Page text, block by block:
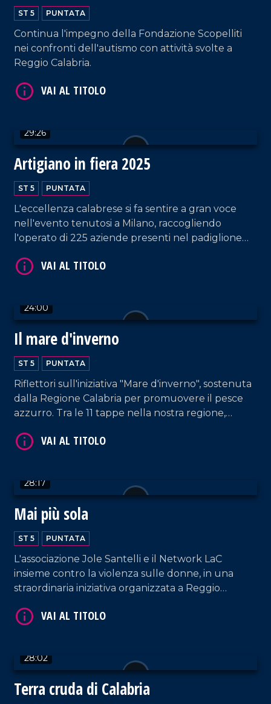
ST 5 PUNTATA
Continua l'impegno della Fondazione Scopelliti
nei confronti dell'autismo con attività svolte a
Reggio Calabria.
29:26
Artigiano in fiera 2025
ST 5 PUNTATA
L'eccellenza calabrese si fa sentire a gran voce
nell'evento tenutosi a Milano, raccogliendo
l'operato di 225 aziende presenti nel padiglione
24:00
Il mare d'inverno
ST 5 PUNTATA
Riflettori sull'iniziativa "Mare d'inverno", sostenuta
dalla Regione Calabria per promuovere il pesce
azzurro. Tra le 11 tappe nella nostra regione,
nel quartiere Lido di Catanzaro.
28:17
Mai più sola
ST 5 PUNTATA
L'associazione Jole Santelli e il Network LaC
insieme contro la violenza sulle donne, in una
straordinaria iniziativa organizzata a Reggio
28:02
Terra cruda di Calabria
VAI AL TITOLO
VAI AL TITOLO
VAI AL TITOLO
VAI AL TITOLO